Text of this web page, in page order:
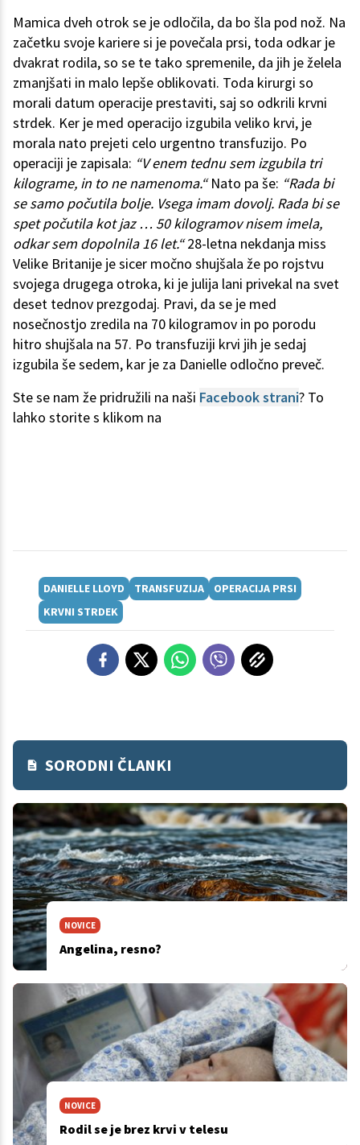
Mamica dveh otrok se je odločila, da bo šla pod nož. Na
začetku svoje kariere si je povečala prsi, toda odkar je
dvakrat rodila, so se te tako spremenile, da jih je želela
zmanjšati in malo lepše oblikovati. Toda kirurgi so
morali datum operacije prestaviti, saj so odkrili krvni
strdek. Ker je med operacijo izgubila veliko krvi, je
morala nato prejeti celo urgentno transfuzijo. Po
operaciji je zapisala: “V enem tednu sem izgubila tri
kilograme, in to ne namenoma.“Nato pa še: “Rada bi
se samo počutila bolje. Vsega imam dovolj. Rada bi se
spet počutila kot jaz … 50 kilogramov nisem imela,
odkar sem dopolnila 16 let.“28-letna nekdanja miss
Velike Britanije je sicer močno shujšala že po rojstvu
svojega drugega otroka, ki je julija lani privekal na svet
deset tednov prezgodaj. Pravi, da se je med
nosečnostjo zredila na 70 kilogramov in po porodu
hitro shujšala na 57. Po transfuziji krvi jih je sedaj
izgubila še sedem, kar je za Danielle odločno preveč.
Ste se nam že pridružili na naši Facebook strani? To
lahko storite s klikom na
DANIELLE LLOYD TRANSFUZIJA
OPERACIJA PRSI
KRVNI STRDEK
SORODNI ČLANKI
NOVICE
Angelina, resno?
NOVICE
Rodil se je brez krvi v telesu